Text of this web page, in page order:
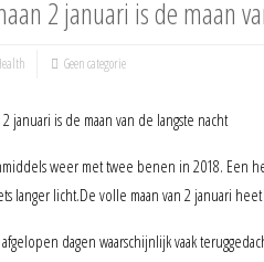
2 januari is de maan
Geen categorie
januari is de maan van de langste nacht
weer met twee benen in 2018. Een
langer licht.De volle maan van 2 januari
dagen waarschijnlijk vaak